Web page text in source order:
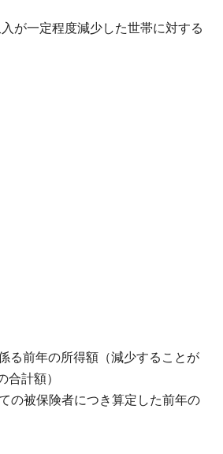
が一定程度減少した世帯に対する
る前年の所得額（減少することが
計額）
の被保険者につき算定した前年の